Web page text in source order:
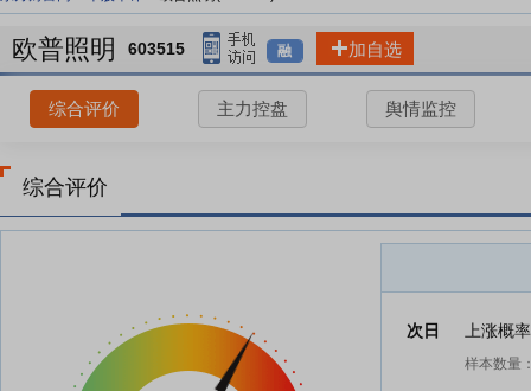
欧普照明 603515 融 加自选
综合评价 主力控盘 舆情监控
综合评价
次日 上涨概
样本数量